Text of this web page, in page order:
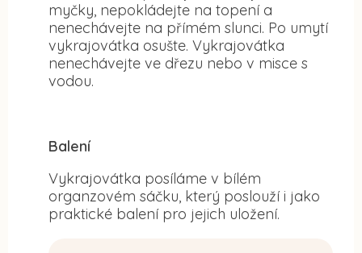
myčky, nepokládejte na topení a
nenechávejte na přímém slunci. Po umytí
vykrajovátka osušte. Vykrajovátka
nenechávejte ve dřezu nebo v misce s
vodou.
Balení
Vykrajovátka posíláme v bílém
organzovém sáčku, který poslouží i jako
praktické balení pro jejich uložení.